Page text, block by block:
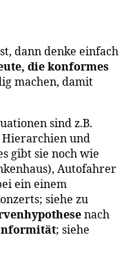
dann denke einfach
die konformes
machen, damit
sind z.B.
Hierarchien und
gibt sie noch wie
Autofahrer
ein einem
siehe zu
nach
; siehe